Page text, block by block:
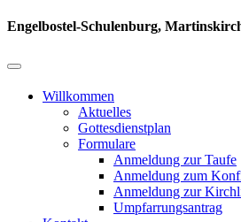
Engelbostel-Schulenburg,
Willkommen
Aktuelles
Gottesdienstplan
Formulare
Anmeldung zur Taufe
Anmeldung zum
Anmeldung zur
Umpfarrungsantrag